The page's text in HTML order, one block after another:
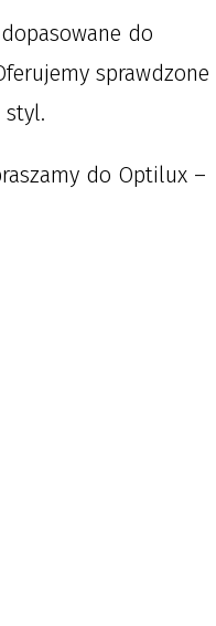
do
sprawdzone
styl.
do Optilux –